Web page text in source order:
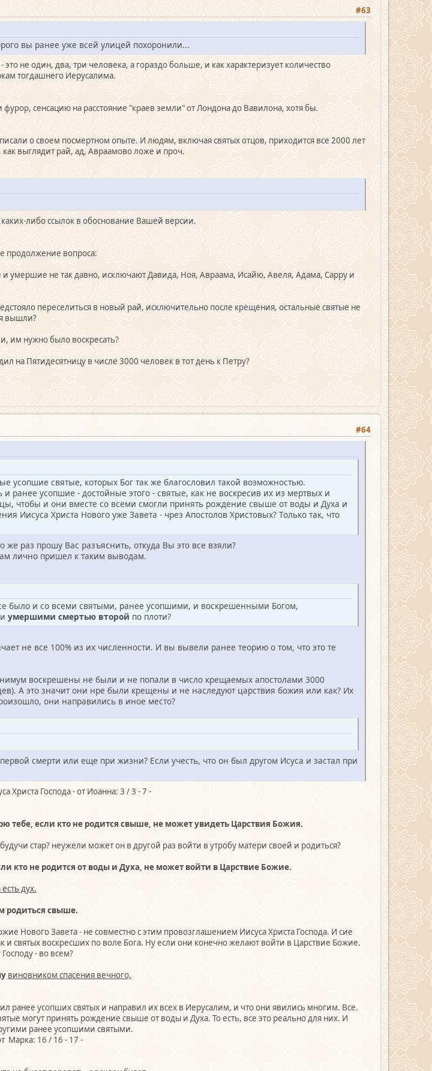
#63
вы ранее уже всей улицей похоронили...
- это не один, два, три человека, а гораздо больше, и как характеризует количество
тогдашнего Иерусалима.
сенсацию на расстояние "краев земли" от Лондона до Вавилона, хотя бы.
о своем посмертном опыте. И людям, включая святых отцов, приходится все 2000 лет
как выглядит рай, ад, Авраамово ложе и проч.
либо ссылок в обоснование Вашей версии.
продолжение вопроса:
умершие не так давно, исключают Давида, Ноя, Авраама, Исайю, Авеля, Адама, Сарру и
переселиться в новый рай, исключительно после крещения, остальные святые не
вышли?
им нужно было воскресать?
на Пятидесятницу в числе 3000 человек в тот день к Петру?
#64
усопшие святые, которых Бог так же благословил такой возможностью.
и ранее усопшие - достойные этого - святые, как не воскресив их из мертвых и
чтобы и они вместе со всеми смогли принять рождение свыше от воды и Духа и
Иисуса Христа Нового уже Завета - чрез Апостолов Христовых? Только так, что
раз прошу Вас разъяснить, откуда Вы это все взяли?
лично пришел к таким выводам.
было и со всеми святыми, ранее усопшими, и воскрешенными Богом,
умершими смертью второй по плоти?
не все 100% из их численности. И вы вывели ранее теорию о том, что это те
воскрешены не были и не попали в число крещаемых апостолами 3000
А это значит они нре были крещены и не наследуют царствия божия или как? Их
они направились в иное место?
смерти или еще при жизни? Если учесть, что он был другом Исуса и застал при
Христа Господа - от Иоанна: 3 / 3 - 7 -
тебе, если кто не родится свыше, не может увидеть Царствия Божия.
стар? неужели может он в другой раз войти в утробу матери своей и родиться?
кто не родится от воды и Духа, не может войти в Царствие Божие.
дух.
родиться свыше.
Нового Завета - не совместно с этим провозглашением Иисуса Христа Господа. И сие
и святых воскресших по воле Бога. Ну если они конечно желают войти в Царствие Божие.
- во всем?
виновником спасения вечного,
ранее усопших святых и направил их всех в Иерусалим, и что они явились многим. Все.
могут принять рождение свыше от воды и Духа. То есть, все это реально для них. И
ранее усопшими святыми.
Марка: 16 / 16 - 17 -